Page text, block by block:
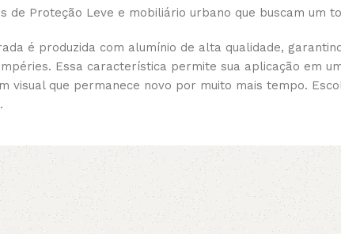
de Proteção Leve e mobiliário urbano que buscam um
é produzida com alumínio de alta qualidade,
Essa característica permite sua aplicação em
visual que permanece novo por muito mais tempo.